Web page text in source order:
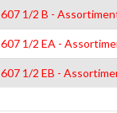
607 1/2 B -
607 1/2 EA -
607 1/2 EB -